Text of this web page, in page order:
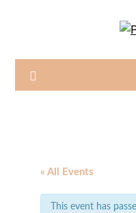
« All Events
This event has